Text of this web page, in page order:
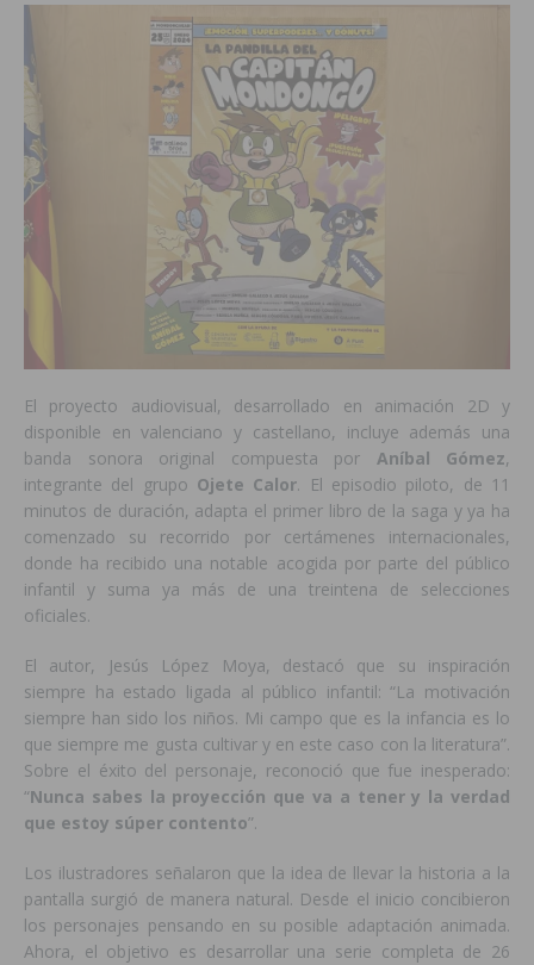
El proyecto audiovisual, desarrollado en animación 2D y
disponible en valenciano y castellano, incluye además una
banda sonora original compuesta por Aníbal Gómez,
integrante del grupo Ojete Calor. El episodio piloto, de 11
minutos de duración, adapta el primer libro de la saga y ya ha
comenzado su recorrido por certámenes internacionales,
donde ha recibido una notable acogida por parte del público
infantil y suma ya más de una treintena de selecciones
oficiales.
El autor, Jesús López Moya, destacó que su inspiración
siempre ha estado ligada al público infantil: “La motivación
siempre han sido los niños. Mi campo que es la infancia es lo
que siempre me gusta cultivar y en este caso con la literatura”.
Sobre el éxito del personaje, reconoció que fue inesperado:
“Nunca sabes la proyección que va a tener y la verdad
que estoy súper contento”.
Los ilustradores señalaron que la idea de llevar la historia a la
pantalla surgió de manera natural. Desde el inicio concibieron
los personajes pensando en su posible adaptación animada.
Ahora, el objetivo es desarrollar una serie completa de 26